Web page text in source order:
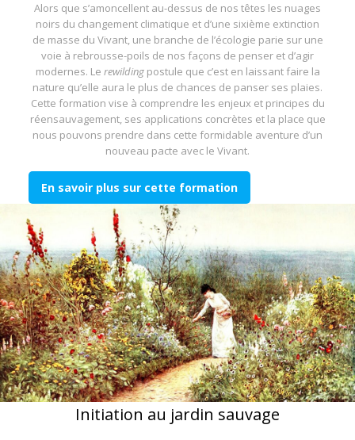
Alors que s’amoncellent au-dessus de nos têtes les nuages
noirs du changement climatique et d’une sixième extinction
de masse du Vivant, une branche de l’écologie parie sur une
voie à rebrousse-poils de nos façons de penser et d’agir
modernes. Le rewilding postule que c’est en laissant faire la
nature qu’elle aura le plus de chances de panser ses plaies.
Cette formation vise à comprendre les enjeux et principes du
réensauvagement, ses applications concrètes et la place que
nous pouvons prendre dans cette formidable aventure d’un
nouveau pacte avec le Vivant.
En savoir plus sur cette formation
Initiation au jardin sauvage